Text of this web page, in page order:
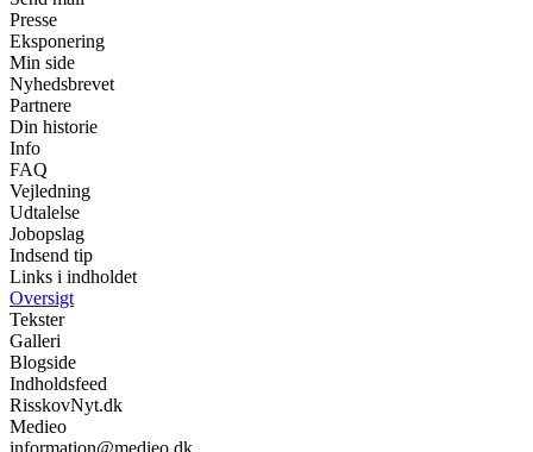
Presse
Eksponering
Min side
Nyhedsbrevet
Partnere
Din historie
Info
FAQ
Vejledning
Udtalelse
Jobopslag
Indsend tip
Links i indholdet
Oversigt
Tekster
Galleri
Blogside
Indholdsfeed
RisskovNyt.dk
Medieo
information@medieo.dk